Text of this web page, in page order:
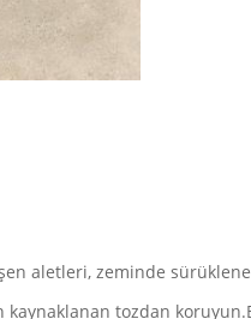
aletleri, zeminde
tozdan